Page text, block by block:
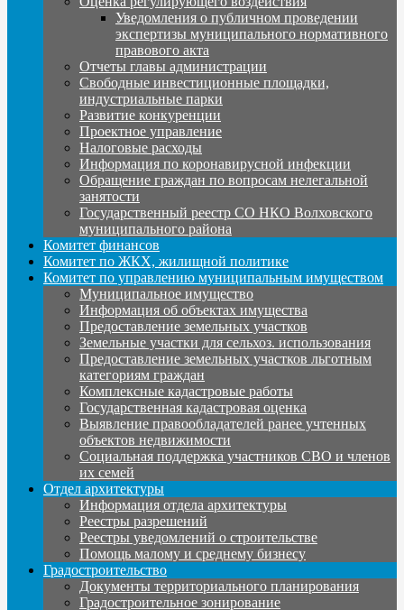
Уведомления о публичном проведении
экспертизы муниципального нормативного
правового акта
Отчеты главы администрации
Свободные инвестиционные площадки,
индустриальные парки
Развитие конкуренции
Проектное управление
Налоговые расходы
Информация по коронавирусной инфекции
Обращение граждан по вопросам нелегальной
занятости
Государственный реестр СО НКО Волховского
муниципального района
Комитет финансов
Комитет по ЖКХ, жилищной политике
Комитет по управлению муниципальным имуществом
Муниципальное имущество
Информация об объектах имущества
Предоставление земельных участков
Земельные участки для сельхоз. использования
Предоставление земельных участков льготным
категориям граждан
Комплексные кадастровые работы
Государственная кадастровая оценка
Выявление правообладателей ранее учтенных
объектов недвижимости
Социальная поддержка участников СВО и членов
их семей
Отдел архитектуры
Информация отдела архитектуры
Реестры разрешений
Реестры уведомлений о строительстве
Помощь малому и среднему бизнесу
Градостроительство
Документы территориального планирования
Градостроительное зонирование